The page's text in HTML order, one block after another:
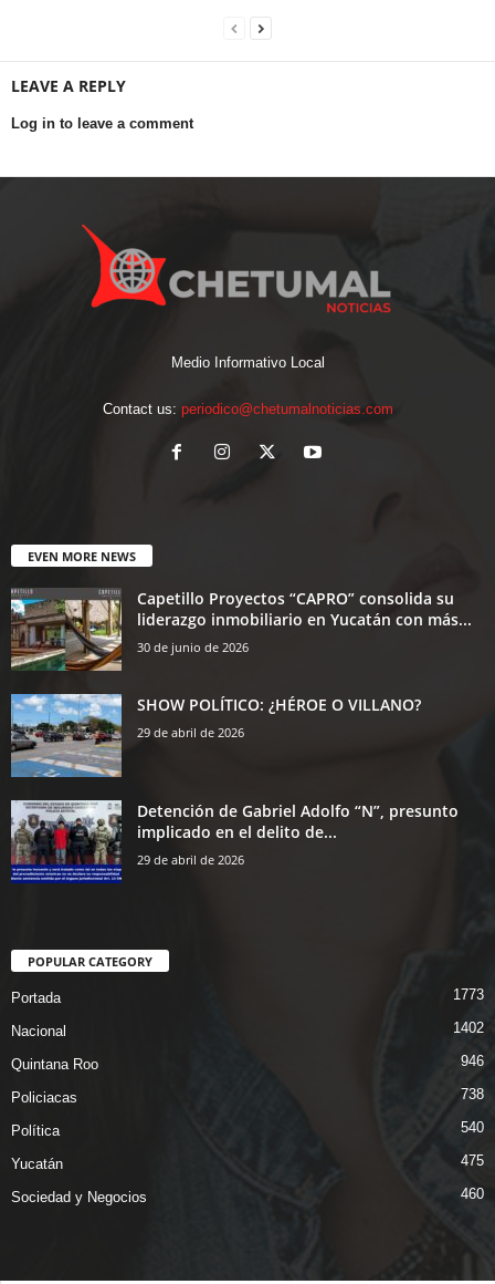
LEAVE A REPLY
Log in to leave a comment
Medio Informativo Local
Contact us: periodico@chetumalnoticias.com
EVEN MORE NEWS
Capetillo Proyectos “CAPRO” consolida su
liderazgo inmobiliario en Yucatán con más...
30 de junio de 2026
SHOW POLÍTICO: ¿HÉROE O VILLANO?
29 de abril de 2026
Detención de Gabriel Adolfo “N”, presunto
implicado en el delito de...
29 de abril de 2026
POPULAR CATEGORY
Portada 1773
Nacional 1402
Quintana Roo 946
Policiacas 738
Política 540
Yucatán 475
Sociedad y Negocios 460